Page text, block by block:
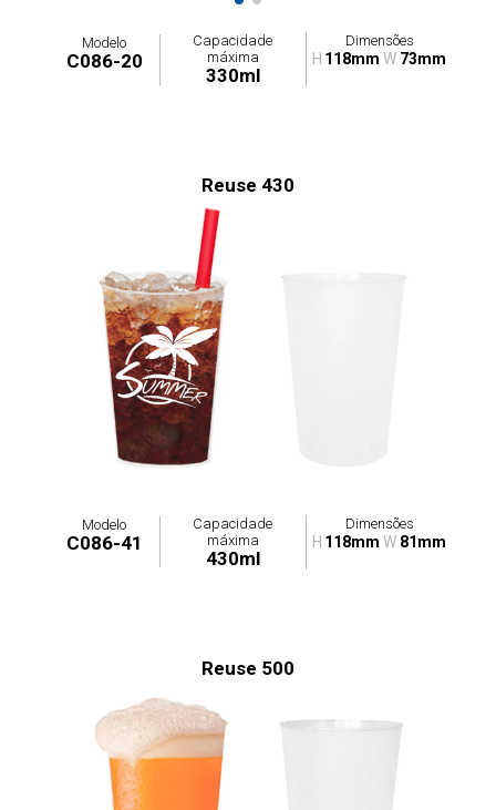
Modelo
C086-20
Capacidade
máxima
330ml
Dimensões
H 118mm W 73mm
Reuse 430
Modelo
C086-41
Capacidade
máxima
430ml
Dimensões
H 118mm W 81mm
Reuse 500